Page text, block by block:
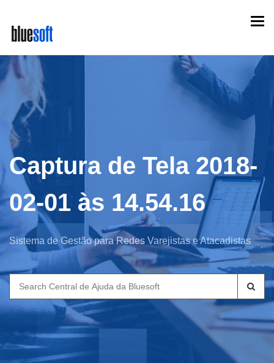
main
content
Captura de Tela 2018-
02-01 às 14.54.16
Sistema de Gestão para Redes Varejistas e Atacadistas
Search
for: